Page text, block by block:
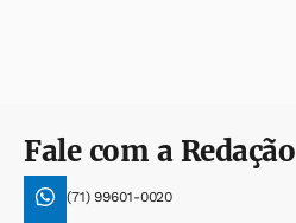
Fale com a Redação
(71) 99601-0020